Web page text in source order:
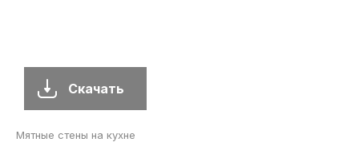
Скачать
Мятные стены на кухне